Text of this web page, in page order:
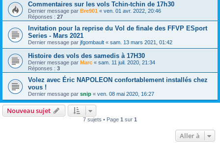
Commentaires sur les vols Tchin-tchin de 17h30
Dernier message par Bre901 « ven. 01 avr. 2022, 20:46
Réponses : 27
Invitation pour la reprise du Vol de finale des FFVP ESport
Series - Mars 2021
Dernier message par jfgombault « sam. 13 mars 2021, 01:42
Histoire des vols des samedis à 17H30
Dernier message par Marc « sam. 11 juil. 2020, 21:34
Réponses : 3
Volez avec Éric NAPOLEON confortablement installés chez
vous !
Dernier message par snip « ven. 08 mai 2020, 16:27
Nouveau sujet
7 sujets • Page 1 sur 1
Aller à